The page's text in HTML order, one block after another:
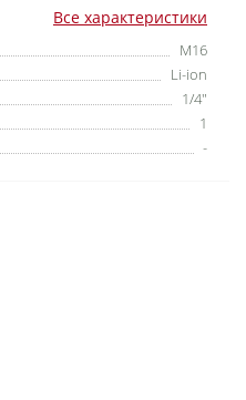
Все характеристики
М16
Li-ion
1/4"
1
-